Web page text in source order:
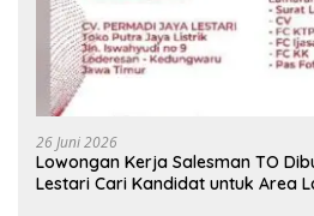
26 Juni 2026
Lowongan Kerja Salesman TO
Lestari Cari Kandidat untuk Area